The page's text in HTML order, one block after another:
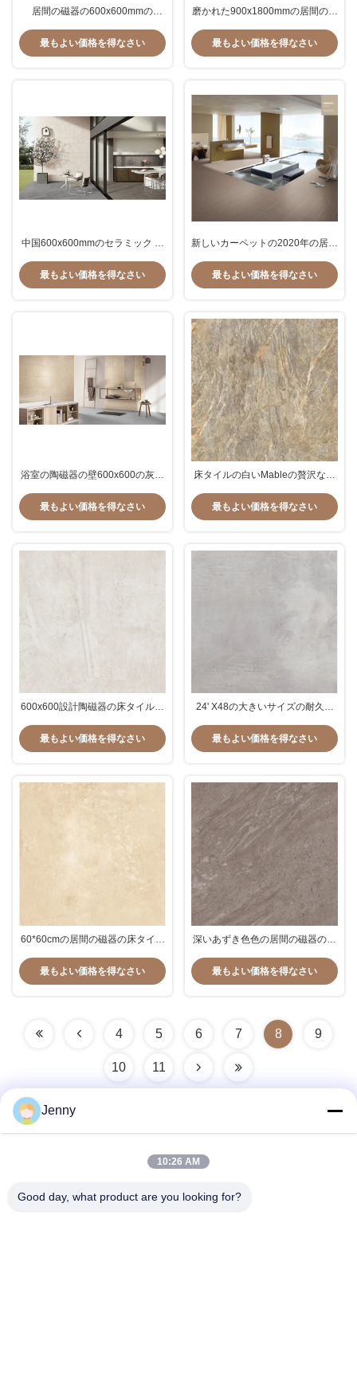
居間の磁器の600x600mmの
タイル3dのタイル張りの床のタイ
最もよい価格を得なさい
磨かれた900x1800mmの居間の磁
ルを床タイル
最もよい価格を得なさい
中国600x600mmのセラミック タ
セメントは台所灰色の一見のタイ
ルをタイルを張る
最もよい価格を得なさい
新しいカーペットの2020年の居間
イル60x60cmの陶磁器の床タイル
は床タイルを調整した
最もよい価格を得なさい
浴室の陶磁器の壁600x600の灰色
易い床タイルをタイルを張る
最もよい価格を得なさい
床タイルの白いMableの贅沢な大
居間の磁器の床タイルをタイルを
張る
最もよい価格を得なさい
600x600設計陶磁器の床タイルの
の磁器の床タイル
最もよい価格を得なさい
24' X48の大きいサイズの耐久の
の壁のタイルの卸売
最もよい価格を得なさい
60*60cmの居間の磁器の床タイル
タイルを卸し売りする
最もよい価格を得なさい
深いあずき色色の居間の磁器の床
最もよい価格を得なさい
4 5 6 7 8 9
10 11
住所
Jenny
10:26 AM
Good day, what product are you looking for?